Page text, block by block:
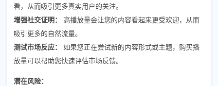
看，从而吸引更多真实用户的关注。
增强社交证明：
高播放量会让您的内容看起来更受欢迎，从而
吸引更多的自然流量。
测试市场反应：
如果您正在尝试新的内容形式或主题，购买播
放量可以帮助您快速评估市场反馈。
潜在风险：